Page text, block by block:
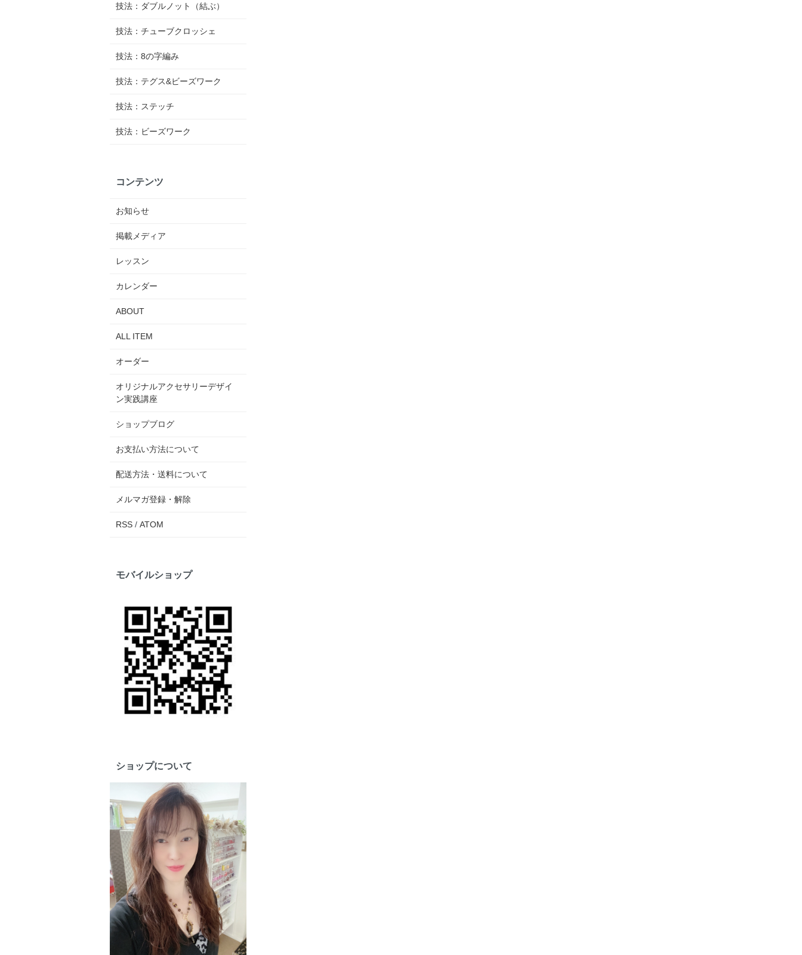
技法：ダブルノット（結ぶ）
技法：チューブクロッシェ
技法：8の字編み
技法：テグス&ビーズワーク
技法：ステッチ
技法：ビーズワーク
コンテンツ
お知らせ
掲載メディア
レッスン
カレンダー
ABOUT
ALL ITEM
オーダー
オリジナルアクセサリーデザイ
ン実践講座
ショップブログ
お支払い方法について
配送方法・送料について
メルマガ登録・解除
RSS/ ATOM
モバイルショップ
ショップについて